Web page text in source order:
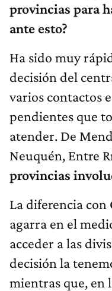
provincias para
ante esto?
Ha sido muy
decisión del
varios contactos
pendientes que
atender. De
Neuquén, Entre
provincias
La diferencia con
agarra en el
acceder a las
decisión la
mientras que, en